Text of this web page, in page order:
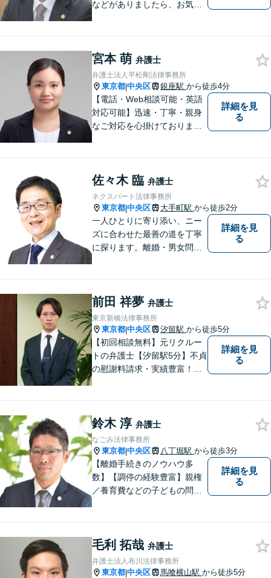
などがありましたら、お気軽
宮本 萌 弁護士
弁護士法人平松剛法律事務所
東京都|中央区 銀座駅 から徒歩4分
【電話・Web相談可能・英語
対応可能】迅速・丁寧・親身
なご対応を心掛けておりま
う努めてまいりますので、お
気軽にご相談ください。
【「銀座駅」C3番出口3分】
詳細を見
る
佐々木 臨 弁護士
ネクスパート法律事務所
東京都|中央区 大手町駅 から徒歩2分
一人ひとりに寄り添い、ニー
ズに合わせた最善の道を丁寧
に探ります。離婚・男女問題
歩を踏み出せるよう、力強い
味方として解決まで伴走しま
す【初回相談無料】【分割払
い可】
詳細を見
る
前田 祥夢 弁護士
東京新橋法律事務所
東京都|中央区 汐留駅 から徒歩5分
【初回相談無料】元リクルー
トの弁護士【汐留駅5分】不貞
の慰謝料請求・実績豊富！交
ナー実績【企業法務】ベンチ
ャーを支援【休日・夜間対
応】
詳細を見
る
鈴木 淳 弁護士
なごみ法律事務所
東京都|中央区 八丁堀駅 から徒歩3分
【離婚手続きのノウハウ多
数】【調停の経験豊富】親権
／養育費などの子どもの問題
に真摯に向き合い最後までサ
ポート。性別・年齢問わず、
お気軽にご相談ください【八
詳細を見
る
毛利 拓哉 弁護士
弁護士法人布川法律事務所
東京都|中央区 馬喰横山駅 から徒歩5分